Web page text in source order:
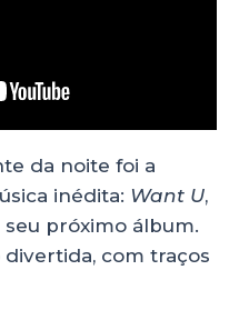
da noite foi a
inédita: Want U,
próximo álbum.
com traços